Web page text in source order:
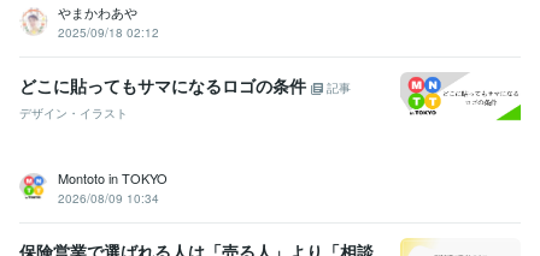
やまかわあや
2025/09/18 02:12
どこに貼ってもサマになるロゴの条件
記事
デザイン・イラスト
Montoto in TOKYO
2026/08/09 10:34
保険営業で選ばれる人は「売る人」より「相談